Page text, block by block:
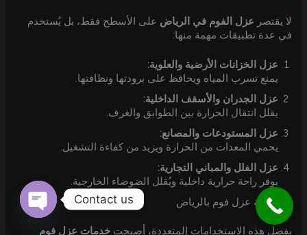
لا يقتصر عزل الفوم في الرياض على الأسطح فقط، بل يُستخدم
في عدة تطبيقات مهمة منها:
عزل الخزانات الأرضية والعلوية:
يمنع تسرب المياه ويحافظ على برودتها ونظافتها.
عزل الجدران والأسقف الداخلية:
يقلل انتقال الحرارة بين الطوابق والغرف.
عزل المستودعات والمصانع:
يحمي المعدات من الحرارة ويزيد من كفاءة التشغيل.
عزل الفلل والمباني التجارية:
يوفر راحة حرارية داخلية ويُقلل الضوضاء الخارجية.
شركة عزل فوم بالرياض
بفضل هذه الاستخدامات المتعددة، أصبحتخدمات عزل فوم
Contact us